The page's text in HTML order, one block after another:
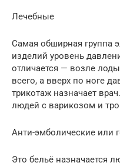
Лечебные
Самая обширная группа
изделий уровень
отличается — возле
всего, а вверх по ноге
трикотаж назначает
людей с варикозом и
Анти-эмболические или
Это бельё назначается